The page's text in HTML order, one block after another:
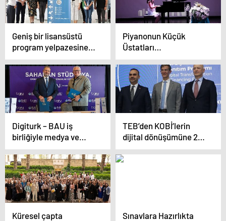
Geniş bir lisansüstü
program yelpazesine
sahip olan Dokuz Eylül
Üniversitesi’nde (DEÜ)
adaylar, “DEÜ’de
Lisansüstü Eğitime
Merhaba – Enstitü
Tanıtım Günü”
etkinliğinde bir araya
geldi
Piyanonun Küçük
Üstatları
Performanslarıyla Mest
Etti
Digiturk – BAU iş
birliğiyle medya ve
yayıncılık eğitimi beIN
AKADEMİ’yle başlıyor
TEB’den KOBİ’lerin
dijital dönüşümüne 25
milyon Euro’luk
finansman desteği
Küresel çapta
Sınavlara Hazırlıkta